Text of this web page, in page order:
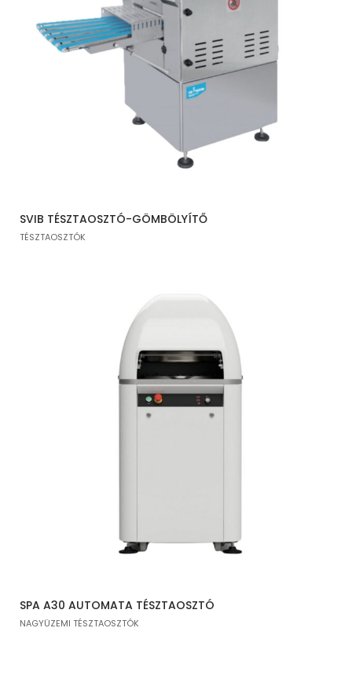
SVIB TÉSZTAOSZTÓ-GÖMBÖLYÍTŐ
TÉSZTAOSZTÓK
SPA A30 AUTOMATA TÉSZTAOSZTÓ
NAGYÜZEMI TÉSZTAOSZTÓK